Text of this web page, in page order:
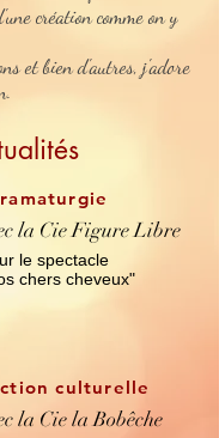
création comme on y
et bien d'autres, j'adore
la Cie Figure Libre
le spectacle
chers cheveux"
culturelle
la Cie la Bobêche